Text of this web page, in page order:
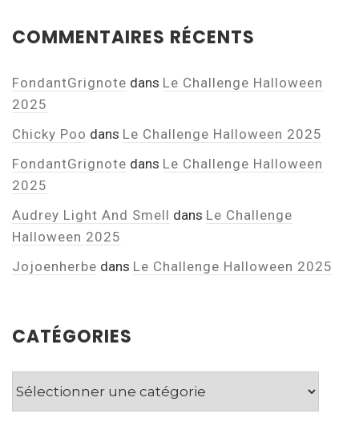
COMMENTAIRES RÉCENTS
FondantGrignote dans Le Challenge Halloween
2025
Chicky Poo dans Le Challenge Halloween 2025
FondantGrignote dans Le Challenge Halloween
2025
Audrey Light And Smell dans Le Challenge
Halloween 2025
Jojoenherbe dans Le Challenge Halloween 2025
CATÉGORIES